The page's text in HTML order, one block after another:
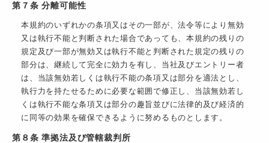
第７条 分離可能性
本規約のいずれかの条項又はその一部が、法令等により無効
又は執行不能と判断された場合であっても、本規約の残りの
規定及び一部が無効又は執行不能と判断された規定の残りの
部分は、継続して完全に効力を有し、当社及びエントリー者
は、当該無効若しくは執行不能の条項又は部分を適法とし、
執行力を持たせるために必要な範囲で修正し、当該無効若し
くは執行不能な条項又は部分の趣旨並びに法律的及び経済的
に同等の効果を確保できるように努めるものとします。
第８条 準拠法及び管轄裁判所